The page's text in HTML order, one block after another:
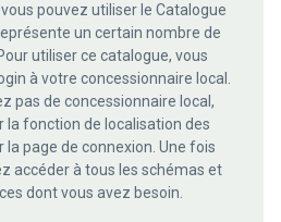
pouvez utiliser le Catalogue
un certain nombre de
utiliser ce catalogue, vous
à votre concessionnaire local.
pas de concessionnaire local,
la fonction de localisation des
la page de connexion. Une fois
accéder à tous les schémas et
dont vous avez besoin.